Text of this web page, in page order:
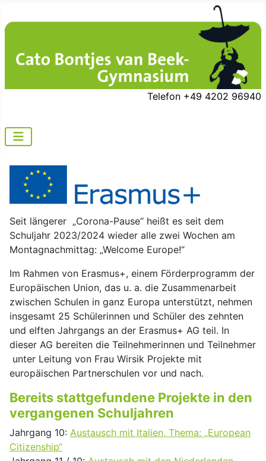
Telefon +49 4202 96940
Seit längerer „Corona-Pause“ heißt es seit dem
Schuljahr 2023/2024 wieder alle zwei Wochen am
Montagnachmittag: „Welcome Europe!“
Im Rahmen von Erasmus+, einem Förderprogramm der
Europäischen Union, das u. a. die Zusammenarbeit
zwischen Schulen in ganz Europa unterstützt, nehmen
insgesamt 25 Schülerinnen und Schüler des zehnten
und elften Jahrgangs an der Erasmus+ AG teil. In
dieser AG bereiten die Teilnehmerinnen und Teilnehmer
unter Leitung von Frau Wirsik Projekte mit
europäischen Partnerschulen vor und nach.
Bereits stattgefundene Projekte in den
vergangenen Schuljahren
Jahrgang 10: Austausch mit Italien, Thema: „European
Citizenship“